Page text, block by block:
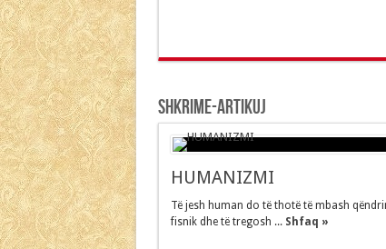
Shkrime-Artikuj
HUMANIZMI
Të jesh human do të thotë të mbash
fisnik dhe të tregosh ... Shfaq »